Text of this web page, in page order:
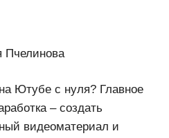
Пчелинова
Ютубе с нуля? Главное
– создать
видеоматериал и